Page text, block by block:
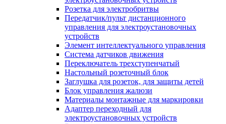
Розетка для электробритвы
Передатчик/пульт дистанционного
управления для электроустановочных
устройств
Элемент интеллектуального управления
Система датчиков движения
Переключатель трехступенчатый
Настольный розеточный блок
Заглушка для розеток, для защиты детей
Блок управления жалюзи
Материалы монтажные для маркировки
Адаптер переходный для
электроустановочных устройств